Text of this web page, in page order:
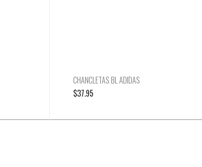
CHANCLETAS BL ADIDAS
$37.95